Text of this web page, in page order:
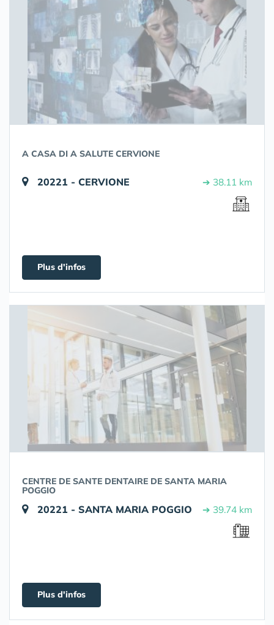
A CASA DI A SALUTE CERVIONE
20221 - CERVIONE ➔ 38.11 km
Plus d'infos
CENTRE DE SANTE DENTAIRE DE SANTA MARIA
POGGIO
20221 - SANTA MARIA POGGIO ➔ 39.74 km
Plus d'infos